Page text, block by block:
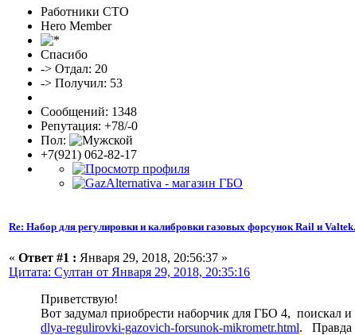
Работники СТО
Hero Member
Спасибо
-> Отдал: 20
-> Получил: 53
Сообщений: 1348
Репутация: +78/-0
Пол:
+7(921) 062-82-17
Re: Набор для регулировки и калибровки газовых форсунок Rail и Valtek.
« Ответ #1 : Января 29, 2018, 20:56:37 »
Цитата: Султан от Января 29, 2018, 20:35:16
Приветствую!
Вот задумал приобрести наборчик для ГБО 4, поискал
dlya-regulirovki-gazovich-forsunok-mikrometr.html. Правда